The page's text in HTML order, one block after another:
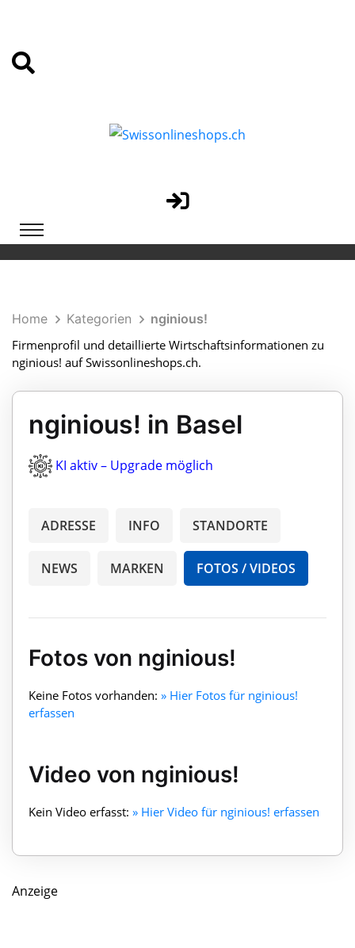
Home Kategorien
nginious!
Firmenprofil und detaillierte Wirtschaftsinformationen zu
nginious! auf Swissonlineshops.ch.
nginious! in Basel
KI aktiv – Upgrade möglich
ADRESSE INFO STANDORTE
NEWS MARKEN FOTOS / VIDEOS
Fotos von nginious!
Keine Fotos vorhanden: » Hier Fotos für nginious!
erfassen
Video von nginious!
Kein Video erfasst: » Hier Video für nginious! erfassen
Anzeige